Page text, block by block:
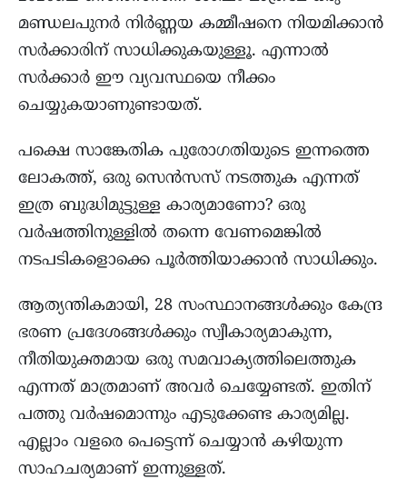
മണ്ഡലപുനർ നിർണ്ണയ കമ്മീഷനെ നിയമിക്കാൻ
സർക്കാരിന് സാധിക്കുകയുള്ളൂ. എന്നാൽ
സർക്കാർ ഈ വ്യവസ്ഥയെ നീക്കം
ചെയ്യുകയാണുണ്ടായത്.
പക്ഷെ സാങ്കേതിക പുരോഗതിയുടെ ഇന്നത്തെ
ലോകത്ത്, ഒരു സെൻസസ് നടത്തുക എന്നത്
ഇത്ര ബുദ്ധിമുട്ടുള്ള കാര്യമാണോ? ഒരു
വർഷത്തിനുള്ളിൽ തന്നെ വേണമെങ്കിൽ
നടപടികളൊക്കെ പൂർത്തിയാക്കാൻ സാധിക്കും.
ആത്യന്തികമായി, 28 സംസ്ഥാനങ്ങൾക്കും കേന്ദ്ര
ഭരണ പ്രദേശങ്ങൾക്കും സ്വീകാര്യമാകുന്ന,
നീതിയുക്തമായ ഒരു സമവാക്യത്തിലെത്തുക
എന്നത് മാത്രമാണ് അവർ ചെയ്യേണ്ടത്. ഇതിന്
പത്തു വർഷമൊന്നും എടുക്കേണ്ട കാര്യമില്ല.
എല്ലാം വളരെ പെട്ടെന്ന് ചെയ്യാൻ കഴിയുന്ന
സാഹചര്യമാണ് ഇന്നുള്ളത്.